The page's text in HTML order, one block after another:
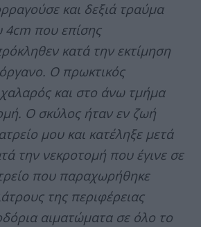
και δεξιά τραύμα
4cm που επίσης
κατά την εκτίμηση
Ο πρωκτικός
και στο άνω τμήμα
Ο σκύλος ήταν εν ζωή
μου και κατέληξε μετά
την νεκροτομή που έγινε σε
που παραχωρήθηκε
της περιφέρειας
αιματώματα σε όλο το